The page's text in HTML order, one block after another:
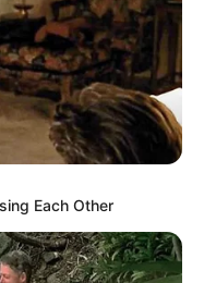
las
pero
señal de
y la angustia han
que no
Each Other